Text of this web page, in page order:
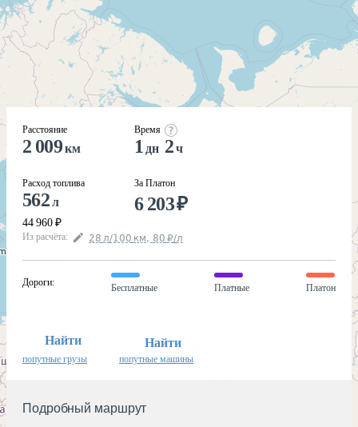
Расстояние
2 009км
Расход топлива
562л
44 960 ₽
Время
1 дн 2 ч
За Платон
6 203₽
Из расчёта: 28 л/100 км, 80 ₽/л
Дороги:
Бесплатные Платные Платон
Найти
попутные грузы
Найти
попутные машины
Подробный маршрут